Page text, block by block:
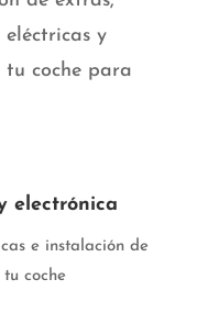
eléctricas y
tu coche para
electrónica
e instalación de
coche